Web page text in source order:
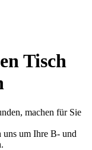
Tisch
machen für Sie
uns um Ihre B- und